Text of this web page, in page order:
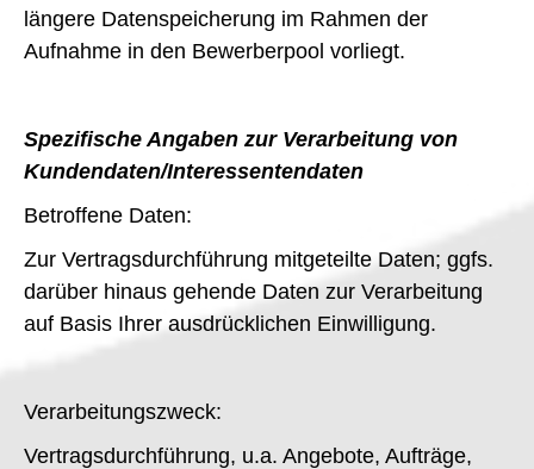
längere Datenspeicherung im Rahmen der
Aufnahme in den Bewerberpool vorliegt.
Spezifische Angaben zur Verarbeitung von
Kundendaten/Interessentendaten
Betroffene Daten:
Zur Vertragsdurchführung mitgeteilte Daten; ggfs.
darüber hinaus gehende Daten zur Verarbeitung
auf Basis Ihrer ausdrücklichen Einwilligung.
Verarbeitungszweck:
Vertragsdurchführung, u.a. Angebote, Aufträge,